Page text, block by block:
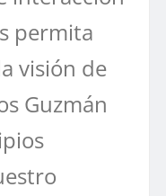
permita
visión de
Guzmán